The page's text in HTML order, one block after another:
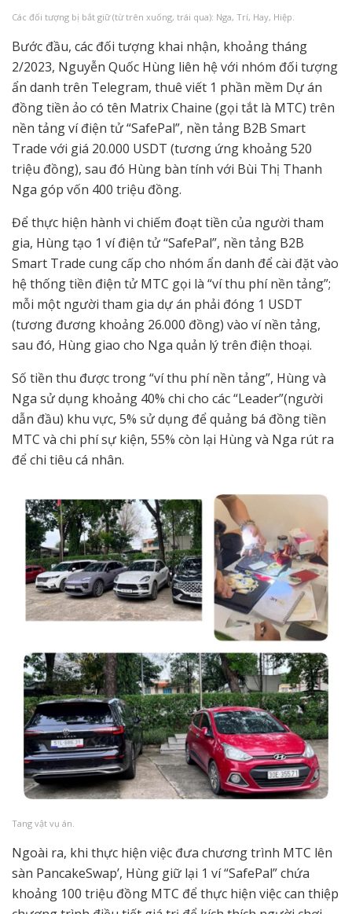
Các đối tượng bị bắt giữ (từ trên xuống, trái qua): Nga, Trí, Hay, Hiệp.
Bước đầu, các đối tượng khai nhận, khoảng tháng
2/2023, Nguyễn Quốc Hùng liên hệ với nhóm đối tượng
ẩn danh trên Telegram, thuê viết 1 phần mềm Dự án
đồng tiền ảo có tên Matrix Chaine (gọi tắt là MTC) trên
nền tảng ví điện tử “SafePal”, nền tảng B2B Smart
Trade với giá 20.000 USDT (tương ứng khoảng 520
triệu đồng), sau đó Hùng bàn tính với Bùi Thị Thanh
Nga góp vốn 400 triệu đồng.
Để thực hiện hành vi chiếm đoạt tiền của người tham
gia, Hùng tạo 1 ví điện tử “SafePal”, nền tảng B2B
Smart Trade cung cấp cho nhóm ẩn danh để cài đặt vào
hệ thống tiền điện tử MTC gọi là “ví thu phí nền tảng”;
mỗi một người tham gia dự án phải đóng 1 USDT
(tương đương khoảng 26.000 đồng) vào ví nền tảng,
sau đó, Hùng giao cho Nga quản lý trên điện thoại.
Số tiền thu được trong “ví thu phí nền tảng”, Hùng và
Nga sử dụng khoảng 40% chi cho các “Leader”(người
dẫn đầu) khu vực, 5% sử dụng để quảng bá đồng tiền
MTC và chi phí sự kiện, 55% còn lại Hùng và Nga rút ra
để chi tiêu cá nhân.
Tang vật vụ án.
Ngoài ra, khi thực hiện việc đưa chương trình MTC lên
sàn PancakeSwap’, Hùng giữ lại 1 ví “SafePal” chứa
khoảng 100 triệu đồng MTC để thực hiện việc can thiệp